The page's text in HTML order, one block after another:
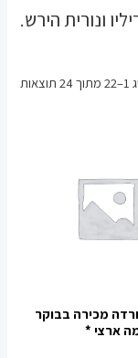
ונורית הירש.
מכירה בבוקר
ארצי *